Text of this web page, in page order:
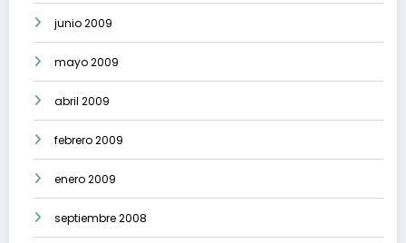
junio 2009
mayo 2009
abril 2009
febrero 2009
enero 2009
septiembre 2008